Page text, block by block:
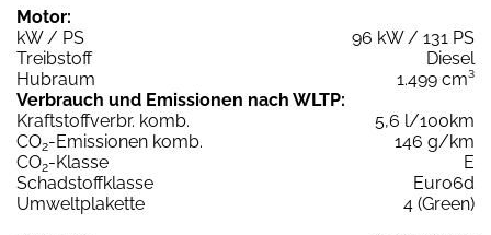
Motor:
kW / PS
96 kW / 131 PS
Treibstoff
Diesel
Hubraum
1.499 cm³
Verbrauch und Emissionen nach WLTP:
Kraftstoffverbr. komb.
5,6 l/100km
CO2-Emissionen komb.
146 g/km
CO2-Klasse
E
Schadstoffklasse
Euro6d
Umweltplakette
4 (Green)